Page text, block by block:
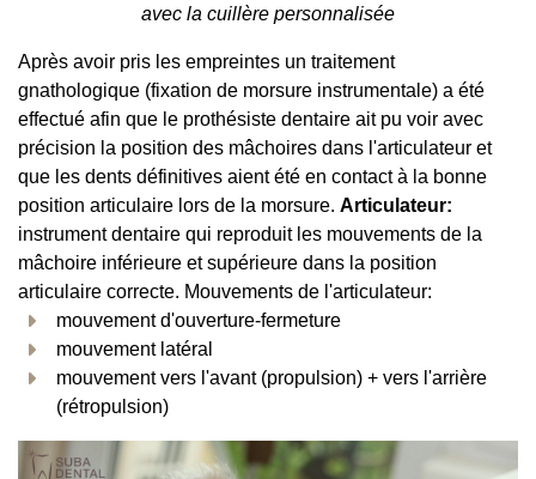
avec la cuillère personnalisée
Après avoir pris les empreintes un traitement
gnathologique (fixation de morsure instrumentale) a été
effectué afin que le prothésiste dentaire ait pu voir avec
précision la position des mâchoires dans l'articulateur et
que les dents définitives aient été en contact à la bonne
position articulaire lors de la morsure. Articulateur:
instrument dentaire qui reproduit les mouvements de la
mâchoire inférieure et supérieure dans la position
articulaire correcte. Mouvements de l'articulateur:
mouvement d'ouverture-fermeture
mouvement latéral
mouvement vers l'avant (propulsion) + vers l'arrière
(rétropulsion)